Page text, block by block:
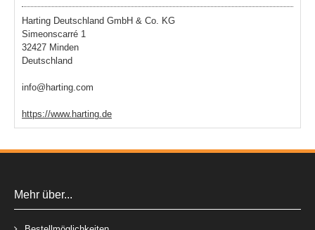
Harting Deutschland GmbH & Co. KG
Simeonscarré 1
32427 Minden
Deutschland
info@harting.com
https://www.harting.de
Mehr über...